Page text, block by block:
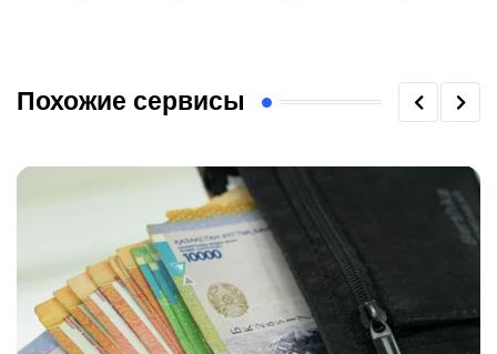
Похожие сервисы